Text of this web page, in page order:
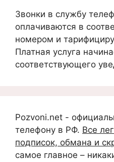
Звонки в службу
оплачиваются в
номером и
Платная услуга
соответствующего
Pozvoni.net -
телефону в РФ. Все
подписок, обмана и
самое главное –